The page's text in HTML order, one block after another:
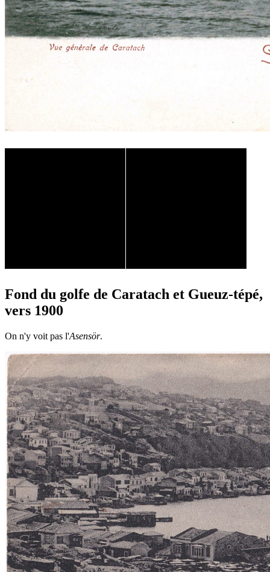
Fond du golfe de Caratach et Gueuz-tépé,
vers 1900
On n'y voit pas l'Asensör.